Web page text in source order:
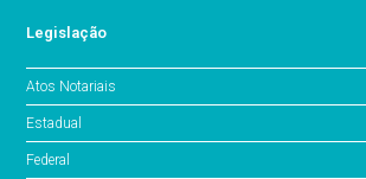
Legislação
Atos Notariais
Estadual
Federal